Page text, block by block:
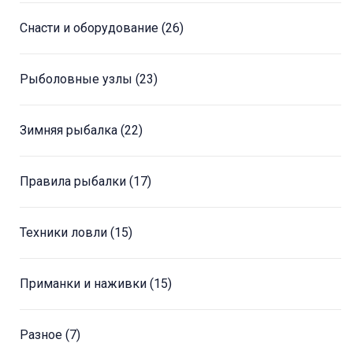
Снасти и оборудование (26)
Рыболовные узлы (23)
Зимняя рыбалка (22)
Правила рыбалки (17)
Техники ловли (15)
Приманки и наживки (15)
Разное (7)